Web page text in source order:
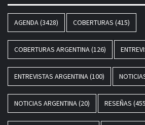
AGENDA(3428) COBERTURAS (415)
COBERTURAS ARGENTINA(126)
ENTREVISTAS ARGENTINA(100)
NOTICIAS ARGENTINA(20) RESEÑAS